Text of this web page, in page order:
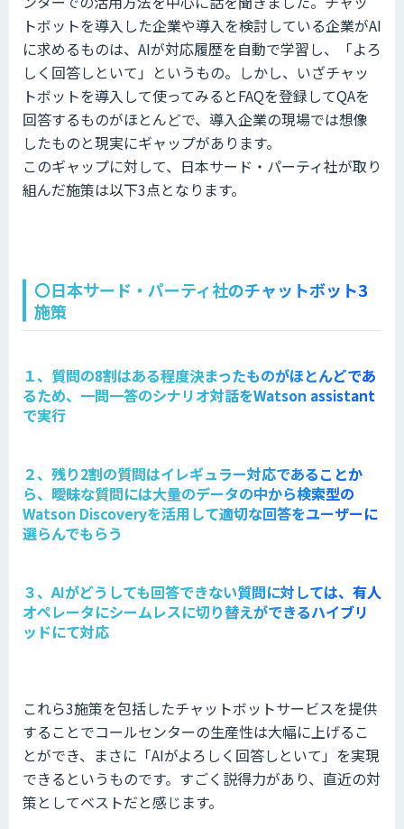
トボットを導入した企業や導入を検討している企業がAI
に求めるものは、AIが対応履歴を自動で学習し、「よろ
しく回答しといて」というもの。しかし、いざチャッ
トボットを導入して使ってみるとFAQを登録してQAを
回答するものがほとんどで、導入企業の現場では想像
したものと現実にギャップがあります。
このギャップに対して、日本サード・パーティ社が取り
組んだ施策は以下3点となります。
〇日本サード・パーティ社のチャットボット3
施策
１、質問の8割はある程度決まったものがほとんどであ
るため、一問一答のシナリオ対話をWatson assistant
で実行
２、残り2割の質問はイレギュラー対応であることか
ら、曖昧な質問には大量のデータの中から検索型の
Watson Discoveryを活用して適切な回答をユーザーに
選らんでもらう
３、AIがどうしても回答できない質問に対しては、有人
オペレータにシームレスに切り替えができるハイブリ
ッドにて対応
これら3施策を包括したチャットボットサービスを提供
することでコールセンターの生産性は大幅に上げるこ
とができ、まさに「AIがよろしく回答しといて」を実現
できるというものです。すごく説得力があり、直近の対
策としてベストだと感じます。